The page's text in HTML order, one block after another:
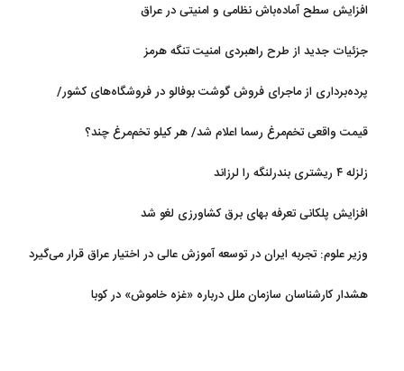
افزایش سطح آماده‌باش نظامی و امنیتی در عراق
جزئیات جدید از طرح راهبردی امنیت تنگه هرمز
پرده‌برداری از ماجرای فروش گوشت بوفالو در فروشگاه‌های کشور/
قیمت واقعی تخم‌مرغ رسما اعلام شد/ هر کیلو تخم‌مرغ چند؟
زلزله ۴ ریشتری بندرلنگه را لرزاند
افزایش پلکانی تعرفه بهای برق کشاورزی لغو شد
وزیر علوم: تجربه ایران در توسعه آموزش عالی در اختیار عراق قرار می‌گیرد
هشدار کارشناسان سازمان ملل درباره «غزه‌ خاموش» در کوبا